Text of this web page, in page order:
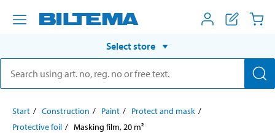
Select store
Start Construction Paint
Protect and mask
Protective foil
Masking film, 20 m²